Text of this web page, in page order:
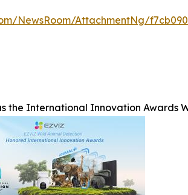
NewsRoom/AttachmentNg/
the International Innovation Awards